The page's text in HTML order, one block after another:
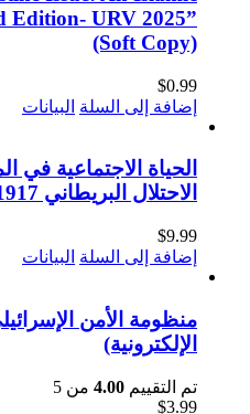
Edition- URV 2025”
(Soft Copy)
$0.99
إضافة إلى السلة البيانات
الحياة الاجتماعية
الاحتلال البريطاني 1917-1948
$9.99
إضافة إلى السلة البيانات
منظومة الأمن
الإلكترونية)
تم التقييم 4.00 من 5
$3.99